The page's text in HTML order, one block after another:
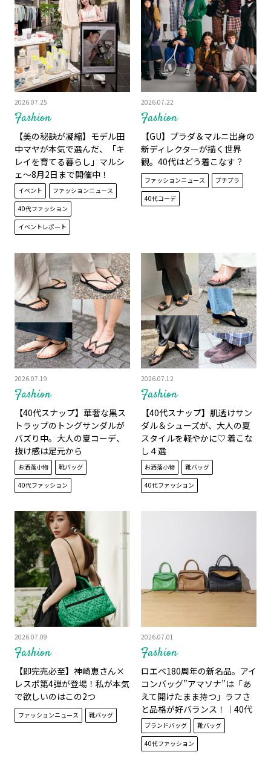
Fashion
2026.07.25
【美の秘訣が凝縮】モデル田
中マヤが本気で選んだ、「キ
レイを育てる暮らし」マルシ
ェ～8月2日まで開催中！
イベント
ファッションニュース
40代ファッション
イベントレポート
Fashion
2026.07.22
【GU】プラダ＆マルニ出身の
新ディレクターが描く世界
観。40代はどう着こなす？
ファッションニュース
プチプラ
40代コーデ
Fashion
2026.07.19
【40代スナップ】華奢な黒ス
トラップのトングサンダルが
バズり中。大人の夏コーデ、
抜け感は足元から
お洒落小物
靴バッグ
40代ファッション
Fashion
2026.07.12
【40代スナップ】肌透けサン
ダル＆シューズが、大人の夏
スタイルを軽やかに♡ 着こな
し４選
お洒落小物
靴バッグ
40代ファッション
Fashion
2026.07.09
【即完売必至】神崎恵さん×
レスポ第4弾が登場！私が本気
で欲しいのはこの2つ
ファッションニュース 靴バッグ
Fashion
2026.07.01
ロエベ180周年の新名品。アイ
コンバッグ”アマソナ”は「あ
えて開けたまま持つ」ラフさ
と品格が好バランス！｜40代
が持ちたいハイブランドバッ
グ
ブランドバッグ
靴バッグ
40代ファッション